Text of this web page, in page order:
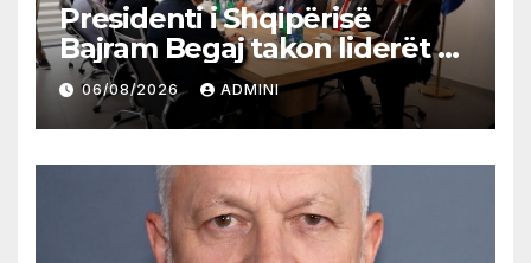
Presidenti i Shqipërisë
Bajram Begaj takon liderët e
partive shqiptare në Ulqin
06/08/2026 ADMINI